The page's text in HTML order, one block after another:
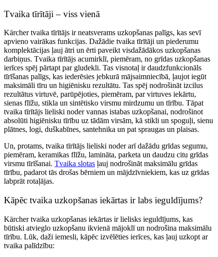
Tvaika tīrītāji – viss vienā
Kärcher tvaika tīrītājs ir neatsverams uzkopšanas palīgs, kas sevī
apvieno vairākas funkcijas. Dažādie tvaika tīrītāji un piederumu
komplektācijas ļauj ātri un ērti paveikt visdažādākos uzkopšanas
darbiņus. Tvaika tīrītājs acumirklī, piemēram, no grīdas uzkopšanas
ierīces spēj pārtapt par gludekli. Tas visnotaļ ir daudzfunkcionāls
tīrīšanas palīgs, kas iederēsies jebkurā mājsaimniecībā, ļaujot iegūt
maksimāli tīru un higiēnisku rezultātu. Tas spēj nodrošināt izcilus
rezultātus virtuvē, parūpējoties, piemēram, par virtuves iekārtu,
sienas flīžu, stikla un sintētisko virsmu mirdzumu un tīrību. Tāpat
tvaika tīrītājs lieliski noder vannas istabas uzkopšanai, nodrošinot
absolūti higiēnisku tīrību uz tādām virsām, kā stikli un spoguļi, sienu
plātnes, logi, duškabīnes, santehnika un pat spraugas un plaisas.
Un, protams, tvaika tīrītājs lieliski noder arī dažādu grīdas segumu,
piemēram, keramikas flīžu, lamināta, parketa un daudzu citu grīdas
virsmu tīrīšanai. Tvaika slotas ļauj nodrošināt maksimālu grīdas
tīrību, padarot tās drošas bērniem un mājdzīvniekiem, kas uz grīdas
labprāt rotaļājas.
Kāpēc tvaika uzkopšanas iekārtas ir labs ieguldījums?
Kärcher tvaika uzkopšanas iekārtas ir lielisks ieguldījums, kas
būtiski atvieglo uzkopšanu ikvienā mājoklī un nodrošina maksimālu
tīrību. Lūk, daži iemesli, kāpēc izvēlēties ierīces, kas ļauj uzkopt ar
tvaika palīdzību: